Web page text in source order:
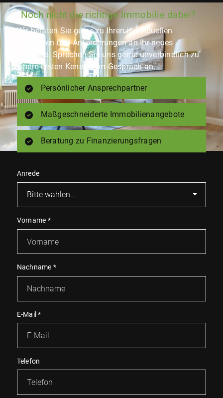
Noch nicht die richtige Immobilie dabei?
Wir beraten Sie gerne zu Ihren individuellen
Wünschen und Anforderungen an Ihr neues
Zuhause. Sprechen Sie uns gerne unverbindlich zu
einem ersten Kennenlern-Gespräch an.
Persönlicher Ansprechpartner
Maßgeschneiderte Immobilienangebote
Beratung zu Finanzierungsfragen
Anrede
Vorname *
Nachname *
E-Mail*
Telefon